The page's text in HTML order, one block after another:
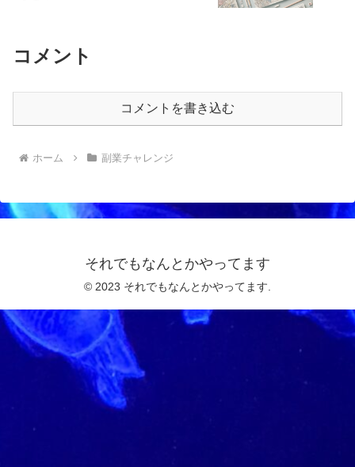
コメント
コメントを書き込む
ホーム 副業チャレンジ
それでもなんとかやってます
© 2023 それでもなんとかやってます.